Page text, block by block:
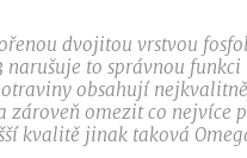
dvojitou vrstvou
to správnou funkci
obsahují
zároveň omezit co nejvíce
kvalitě jinak taková